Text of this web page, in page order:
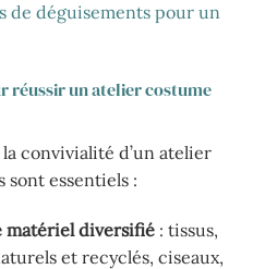
de déguisements pour un
réussir un atelier costume
convivialité d’un atelier
essentiels :
matériel diversifié: tissus,
et recyclés, ciseaux,